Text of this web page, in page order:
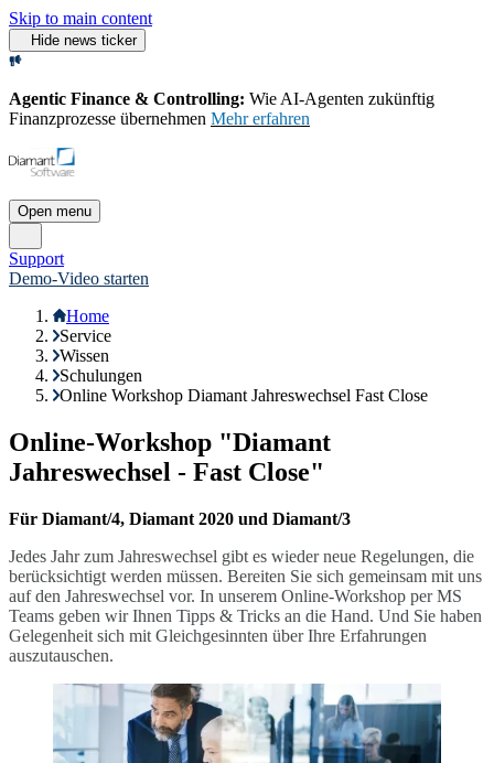
Skip to main content
Hide news ticker
Agentic Finance & Controlling: Wie AI‑Agenten zukünftig
Finanzprozesse übernehmen Mehr erfahren
Open menu
Support
Demo-Video starten
Home
Service
Wissen
Schulungen
Online Workshop Diamant Jahreswechsel Fast Close
Online-Workshop "Diamant
Jahreswechsel - Fast Close"
Für Diamant/4, Diamant 2020 und Diamant/3
Jedes Jahr zum Jahreswechsel gibt es wieder neue Regelungen, die
berücksichtigt werden müssen. Bereiten Sie sich gemeinsam mit uns
auf den Jahreswechsel vor. In unserem Online-Workshop per MS
Teams geben wir Ihnen Tipps & Tricks an die Hand. Und Sie haben
Gelegenheit sich mit Gleichgesinnten über Ihre Erfahrungen
auszutauschen.